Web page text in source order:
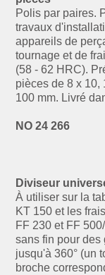
Polis par paires.
travaux
appareils de
tournage et de
(58 - 62 HRC).
pièces de 8 x 10,
100 mm. Livré
NO 24 266
Diviseur
À utiliser sur la
KT 150 et les
FF 230 et FF
sans fin pour des
jusqu'à 360° (un
broche